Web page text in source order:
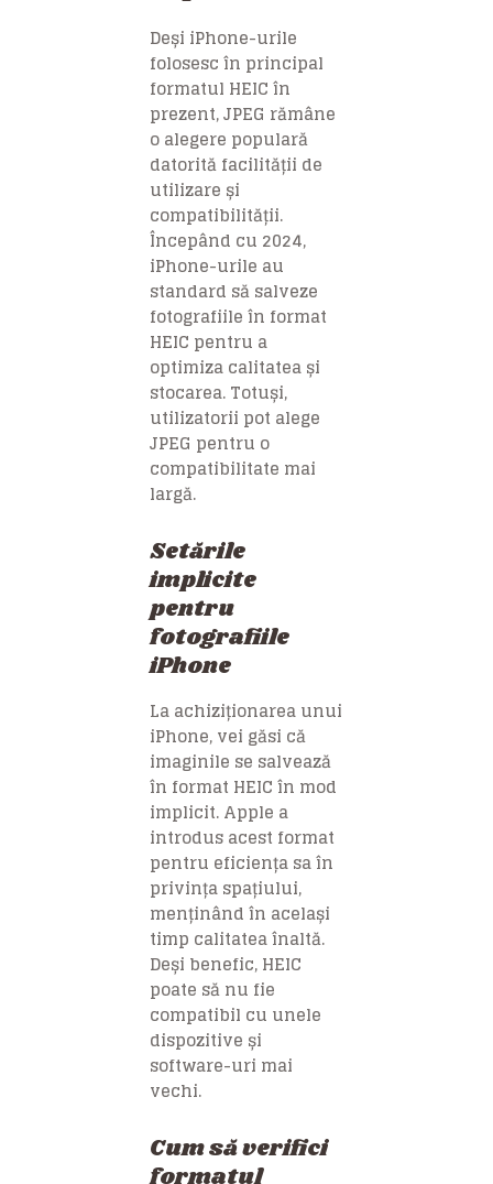
Deși iPhone-urile
folosesc în principal
formatul HEIC în
prezent, JPEG rămâne
o alegere populară
datorită facilității de
utilizare și
compatibilității.
Începând cu 2024,
iPhone-urile au
standard să salveze
fotografiile în format
HEIC pentru a
optimiza calitatea și
stocarea. Totuși,
utilizatorii pot alege
JPEG pentru o
compatibilitate mai
largă.
Setările
implicite
pentru
fotografiile
iPhone
La achiziționarea unui
iPhone, vei găsi că
imaginile se salvează
în format HEIC în mod
implicit. Apple a
introdus acest format
pentru eficiența sa în
privința spațiului,
menținând în același
timp calitatea înaltă.
Deși benefic, HEIC
poate să nu fie
compatibil cu unele
dispozitive și
software-uri mai
vechi.
Cum să verifici